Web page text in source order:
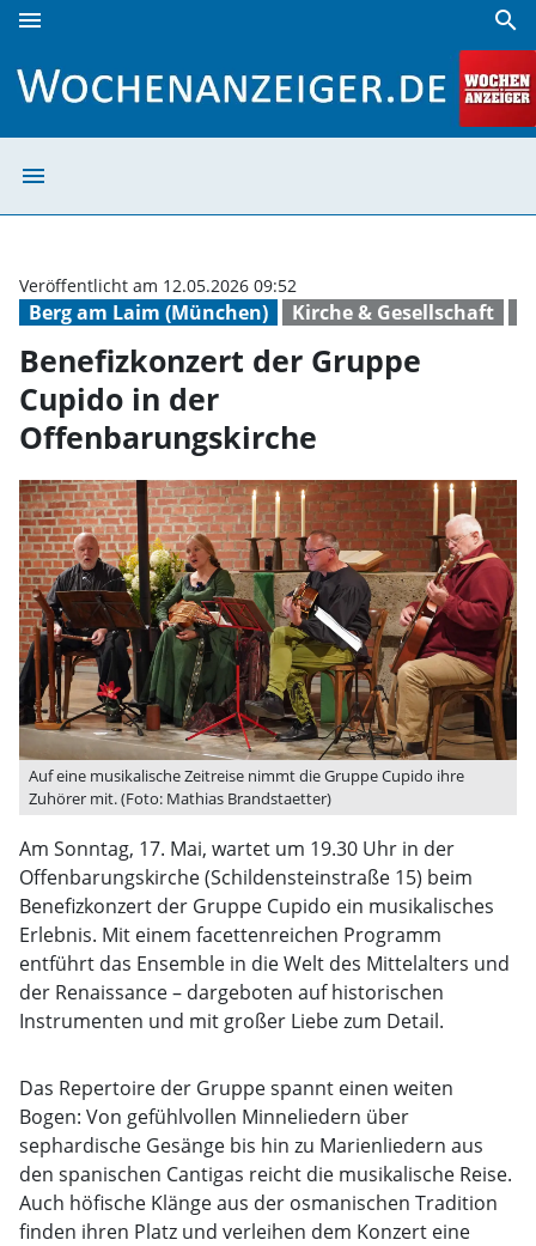
menu search
menu
Berg am Laim (München) Kirche & Gesellschaft
Veröffentlicht am 12.05.2026 09:52
Benefizkonzert der Gruppe
Cupido in der
Offenbarungskirche
Auf eine musikalische Zeitreise nimmt die Gruppe Cupido ihre
Zuhörer mit. (Foto: Mathias Brandstaetter)
Am Sonntag, 17. Mai, wartet um 19.30 Uhr in der
Offenbarungskirche (Schildensteinstraße 15) beim
Benefizkonzert der Gruppe Cupido ein musikalisches
Erlebnis. Mit einem facettenreichen Programm
entführt das Ensemble in die Welt des Mittelalters und
der Renaissance – dargeboten auf historischen
Instrumenten und mit großer Liebe zum Detail.
Das Repertoire der Gruppe spannt einen weiten
Bogen: Von gefühlvollen Minneliedern über
sephardische Gesänge bis hin zu Marienliedern aus
den spanischen Cantigas reicht die musikalische Reise.
Auch höfische Klänge aus der osmanischen Tradition
finden ihren Platz und verleihen dem Konzert eine